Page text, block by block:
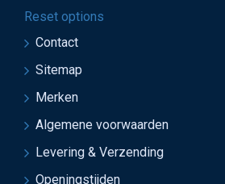
Reset options
Contact
Sitemap
Merken
Algemene voorwaarden
Levering & Verzending
Openingstijden